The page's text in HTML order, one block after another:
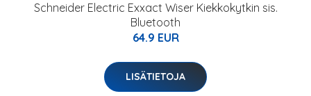
Schneider Electric Exxact Wiser Kiekkokytkin sis.
Bluetooth
64.9 EUR
LISÄTIETOJA